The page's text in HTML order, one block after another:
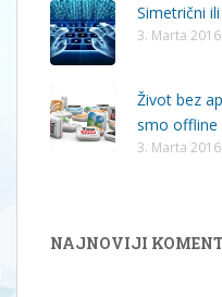
Simetrični
3. Marta 2016.
Život bez
smo offline
3. Marta 2016.
NAJNOVIJI